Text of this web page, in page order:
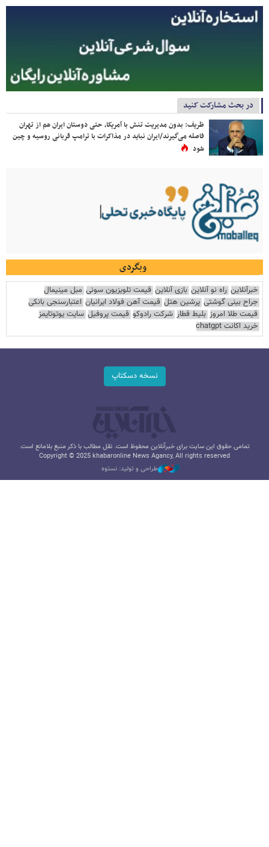
در بحث مشارکت کنید
ظریف: بدون مدیریت تنش با آمریکا، حتی دوستان ایران هم از تهران
فاصله می‌گیرند/ایران نباید در مذاکرات با ترامپ قربانی روسیه و چین
شود
وبگردی
خبرآنلاین راه نو آنلاین بازی آنلاین قیمت تلویزیون سونی مبل مینیمال
جراح بینی گوشتی پرشین هتل قیمت آهن فولاد ایرانیان اعتبارسنجی بانکی
قیمت طلا امروز بلیط قطار شرکت رادوکو قیمت پروفیل سایت یوتوتایمز
خرید اکانت chatgpt
نسخه دسکتاپ
تمامی حقوق این سایت برای خبرآنلاین محفوظ است. نقل مطالب با ذکر منبع بلامانع است.
Copyright © 2025 khabaronline News Agancy, All rights reserved
طراحی و تولید: نستوه